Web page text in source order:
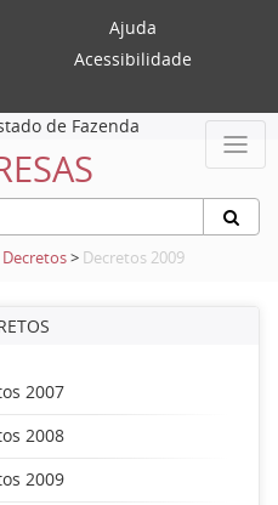
Ajuda
Acessibilidade
de Fazenda
Decretos> Decretos 2009
2007
2008
2009